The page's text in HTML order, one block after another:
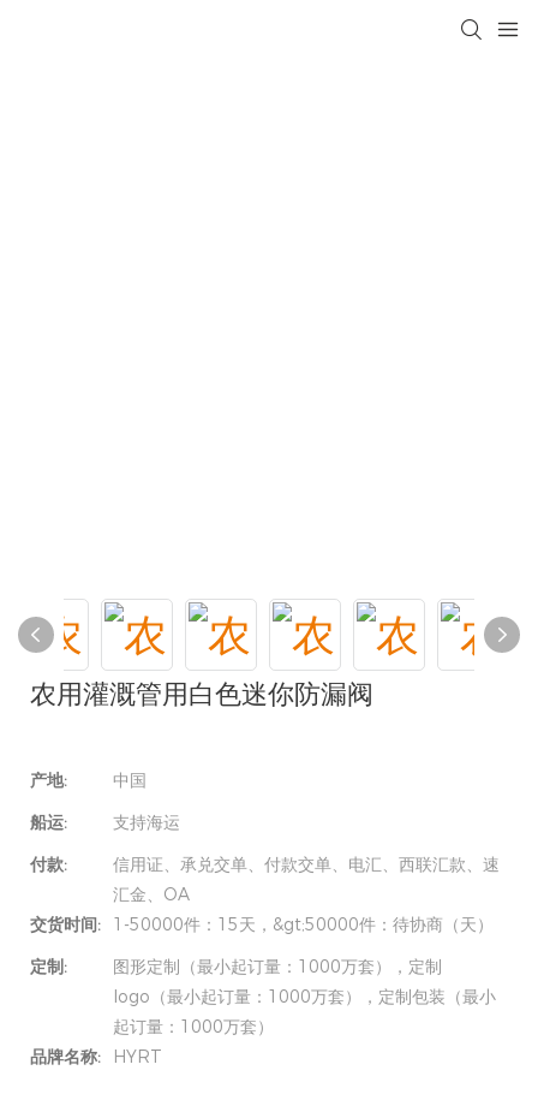
农用灌溉管用白色迷你防漏阀
产地:
中国
船运:
支持海运
付款:
信用证、承兑交单、付款交单、电汇、西联汇款、速
汇金、OA
交货时间:
1-50000件：15天，&gt;50000件：待协商（天）
定制:
图形定制（最小起订量：1000万套），定制
logo（最小起订量：1000万套），定制包装（最小
起订量：1000万套）
品牌名称:
HYRT